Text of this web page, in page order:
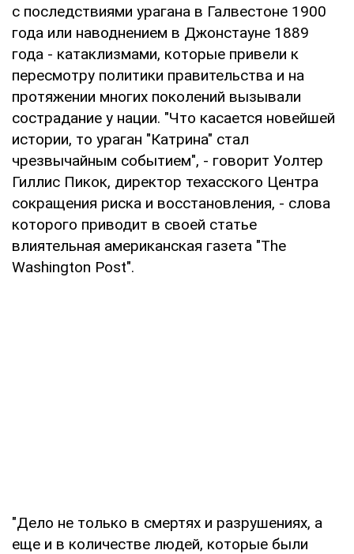
с последствиями урагана в Галвестоне 1900
года или наводнением в Джонстауне 1889
года - катаклизмами, которые привели к
пересмотру политики правительства и на
протяжении многих поколений вызывали
сострадание у нации. "Что касается новейшей
истории, то ураган "Катрина" стал
чрезвычайным событием", - говорит Уолтер
Гиллис Пикок, директор техасского Центра
сокращения риска и восстановления, - слова
которого приводит в своей статье
влиятельная американская газета "The
Washington Post".
"Дело не только в смертях и разрушениях, а
еще и в количестве людей, которые были